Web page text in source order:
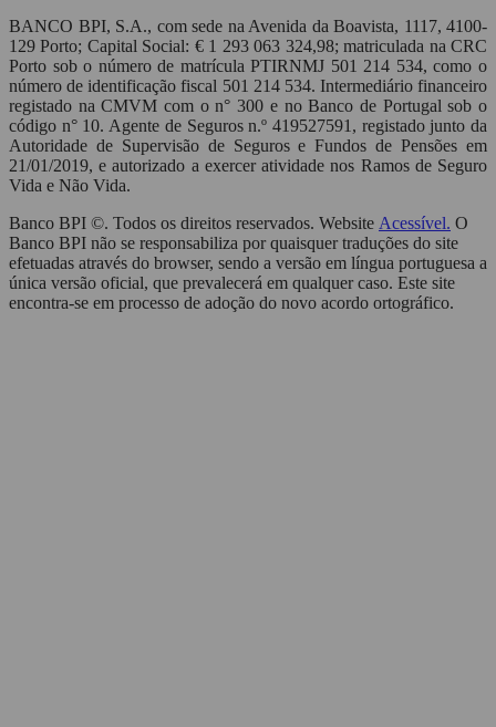
BANCO BPI, S.A., com sede na Avenida da Boavista, 1117, 4100-
129 Porto; Capital Social: € 1 293 063 324,98; matriculada na CRC
Porto sob o número de matrícula PTIRNMJ 501 214 534, como o
número de identificação fiscal 501 214 534. Intermediário financeiro
registado na CMVM com o n° 300 e no Banco de Portugal sob o
código n° 10. Agente de Seguros n.º 419527591, registado junto da
Autoridade de Supervisão de Seguros e Fundos de Pensões em
21/01/2019, e autorizado a exercer atividade nos Ramos de Seguro
Vida e Não Vida.
Banco BPI ©. Todos os direitos reservados. Website Acessível. O
Banco BPI não se responsabiliza por quaisquer traduções do site
efetuadas através do browser, sendo a versão em língua portuguesa a
única versão oficial, que prevalecerá em qualquer caso. Este site
encontra-se em processo de adoção do novo acordo ortográfico.